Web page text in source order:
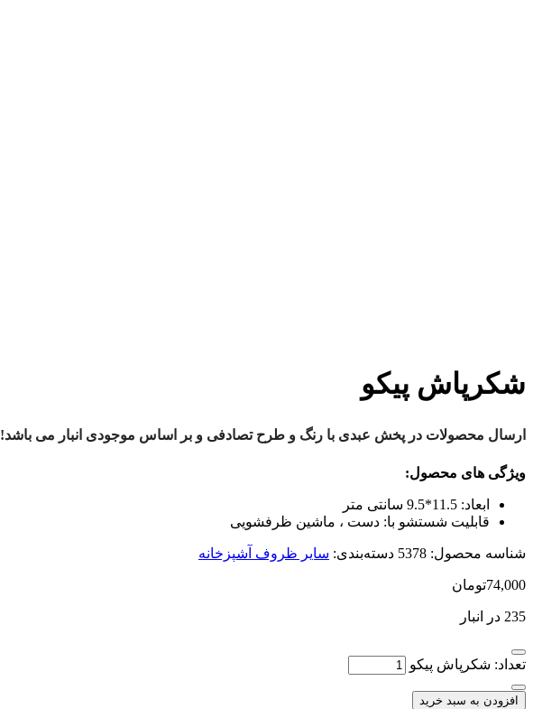
شکرپاش پیکو
ارسال محصولات در پخش عبدی با رنگ و طرح تصادفی و بر اساس موجودی انبار می باشد!
ویژگی های محصول:
ابعاد: 11.5*9.5 سانتی متر
قابلیت شستشو با: دست ، ماشین ظرفشویی
شناسه محصول: 5378 دسته‌بندی: سایر ظروف آشپزخانه
74,000تومان
235 در انبار
تعداد: شکرپاش پیکو
افزودن به سبد خرید